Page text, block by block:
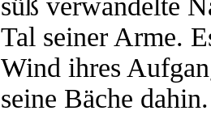
süß verwandelte
Tal seiner Arme.
Wind ihres
seine Bäche dahin.